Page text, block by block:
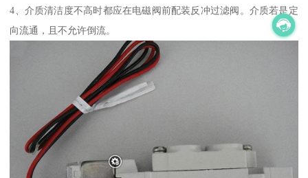
4、介质清洁度不高时都应在电磁阀前配装反冲过滤阀。介质若是定
向流通，且不允许倒流。